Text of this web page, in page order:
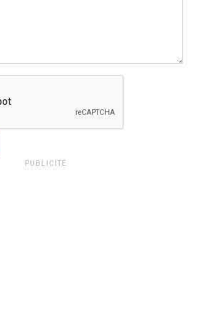
PUBLICITÉ